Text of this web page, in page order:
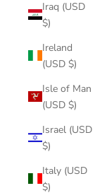
Iraq (USD
$)
Ireland
(USD $)
Isle of Man
(USD $)
Israel (USD
$)
Italy (USD
$)